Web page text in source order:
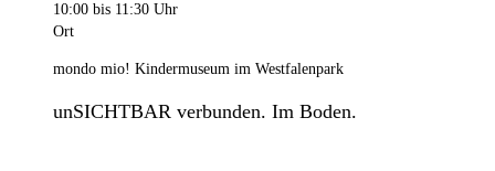
10:00 bis 11:30 Uhr
Ort
mondo mio! Kindermuseum im Westfalenpark
unSICHTBAR verbunden. Im Boden.